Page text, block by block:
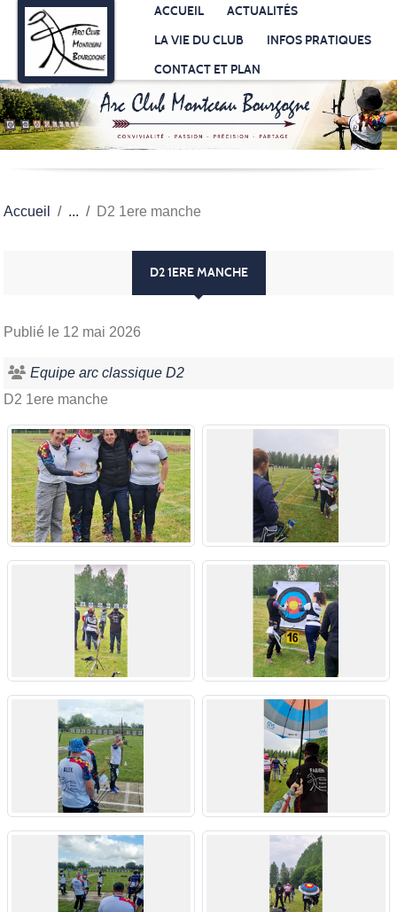
ACCUEIL
ACTUALITÉS
LA VIE DU CLUB
INFOS PRATIQUES
CONTACT ET PLAN
Accueil D2 1ere manche
D2 1ERE MANCHE
Publié le 12 mai 2026
Equipe arc classique D2
D2 1ere manche
Panneau de gestion des cookies